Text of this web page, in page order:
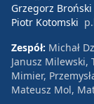
Grzegorz Broński
Piotr Kotomski
Zespół: Michał
Janusz Milewski,
Mimier,
Mateusz Mol,